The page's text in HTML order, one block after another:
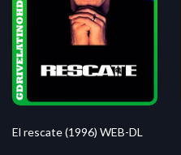
El rescate (1996) WEB-DL